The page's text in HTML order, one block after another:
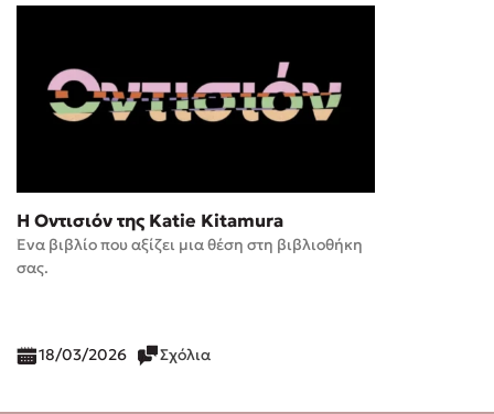
Η Οντισιόν της Katie Kitamura
Ένα βιβλίο που αξίζει μια θέση στη βιβλιοθήκη
σας.
18/03/2026 Σχόλια